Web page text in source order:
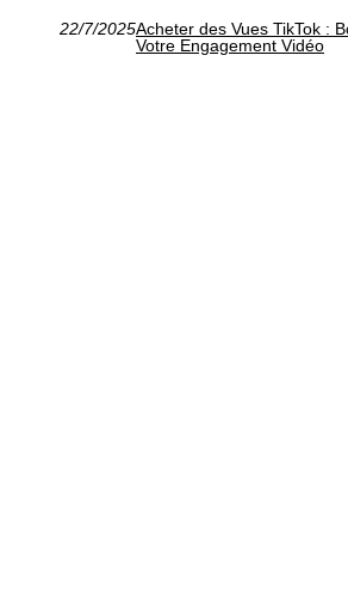
22/7/2025Acheter des Vues TikTok :
Votre Engagement Vidéo